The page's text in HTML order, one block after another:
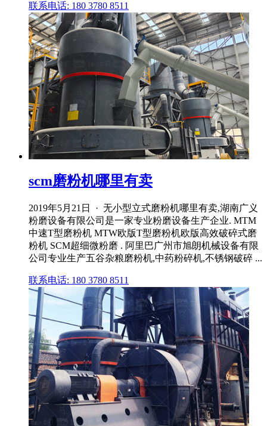
联系电话: 180 3780 8511
scm磨粉机哪里有卖
2019年5月21日 · 无小型立式磨粉机哪里有卖,湖南广义
粉磨设备有限公司是一家专业粉磨设备生产企业. MTM
中速T型磨粉机 MTW欧版T型磨粉机欧版高效破碎式磨
粉机 SCM超细微粉磨 . 阿里巴广州市旭朗机械设备有限
公司专业生产五谷杂粮磨粉机,中药粉碎机,不锈钢破碎 ...
联系电话: 180 3780 8511